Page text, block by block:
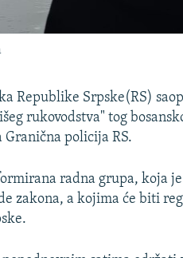
Republike Srpske(RS)
rukovodstva" tog
policija RS.
radna grupa, koja
zakona, a kojima će biti